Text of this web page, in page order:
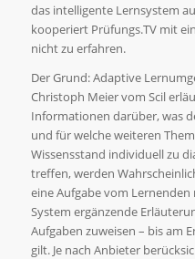
das intelligente Lernsystem
kooperiert Prüfungs.TV mit
nicht zu erfahren.
Der Grund: Adaptive
Christoph Meier vom Scil
Informationen darüber, was
und für welche weiteren
Wissensstand individuell zu
treffen, werden
eine Aufgabe vom
System ergänzende
Aufgaben zuweisen – bis am
gilt. Je nach Anbieter